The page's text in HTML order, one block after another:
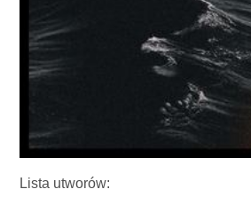
Lista utworów: